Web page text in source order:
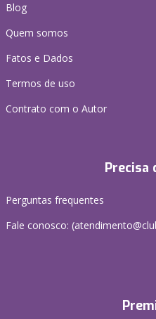
Blog
Quem somos
Fatos e Dados
Termos de uso
Contrato com o Autor
Precisa
Perguntas frequentes
Fale conosco: